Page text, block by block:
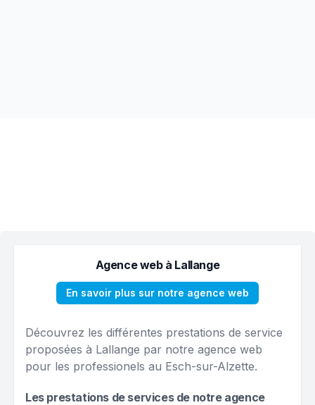
Agence web à Lallange
En savoir plus sur notre agence web
Découvrez les différentes prestations de service
proposées à Lallange par notre agence web
pour les professionels au Esch-sur-Alzette.
Les prestations de services de notre agence